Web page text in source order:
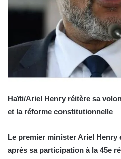
Haïti/Ariel Henry réitère sa
et la réforme constitutionnelle
Le premier minister Ariel Henry
après sa participation à la 45e